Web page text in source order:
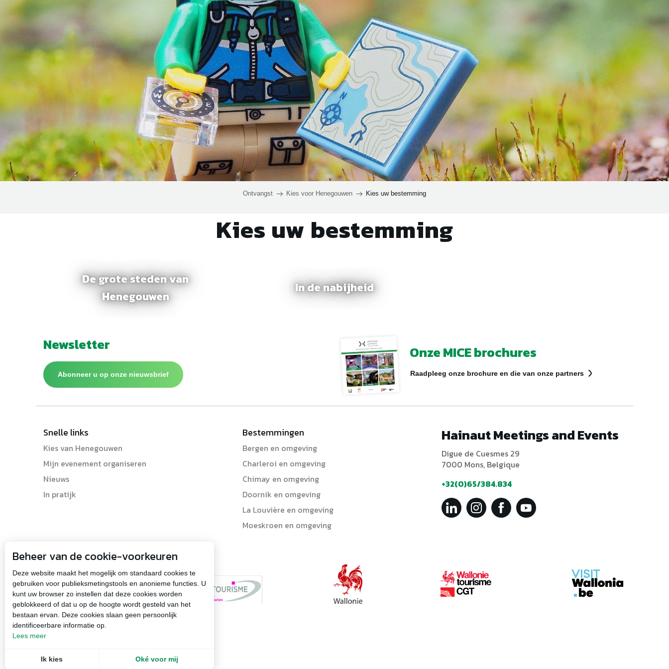
Doornik en
omgeving
La Louvière en
omgeving
Moeskroen en
omgeving
Lokale producten en
proeven
Culturele
onderdompeling
In de buurt van Rijsel
In de buurt van
Valenciennes
MEET ENJOY STAY
Evenementenbureaus
Materiaalverhuur
Arrangementen
Ontvangst Kies voor Henegouwen Kies uw bestemming
Kies uw bestemming
De grote steden van
Henegouwen
In de nabijheid
Newsletter
Abonneer u op onze nieuwsbrief
Onze MICE brochures
Raadpleeg onze brochure en die van onze partners
Snelle links
Kies van Henegouwen
Mijn evenement organiseren
Nieuws
In pratijk
Bestemmingen
Bergen en omgeving
Charleroi en omgeving
Chimay en omgeving
Doornik en omgeving
La Louvière en omgeving
Moeskroen en omgeving
Hainaut Meetings and Events
Digue de Cuesmes 29
7000 Mons, Belgique
+32(0)65/384.834
Wettelijke vermeldingen
Beheer van de cookie-voorkeuren
Deze website maakt het mogelijk om standaard cookies te
gebruiken voor publieksmetingstools en anonieme functies. U
kunt uw browser zo instellen dat deze cookies worden
geblokkeerd of dat u op de hoogte wordt gesteld van het
bestaan ervan. Deze cookies slaan geen persoonlijk
identificeerbare informatie op.
Lees meer
Ik kies Oké voor mij